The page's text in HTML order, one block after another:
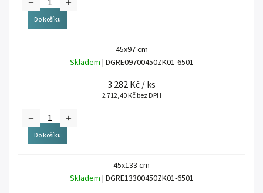
Do košíku
45x97 cm
Skladem | DGRE09700450ZK01-6501
3 282 Kč/ ks
2 712,40 Kč bez DPH
Do košíku
45x133 cm
Skladem | DGRE13300450ZK01-6501